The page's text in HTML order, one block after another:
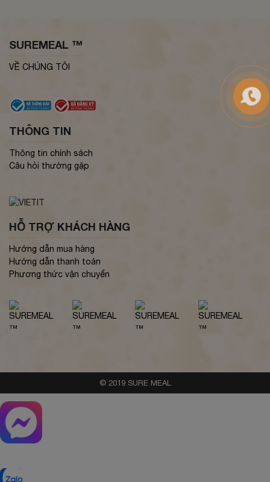
SUREMEAL ™
VỀ CHÚNG TÔI
THÔNG TIN
Thông tin chính sách
Câu hỏi thường gặp
HỖ TRỢ KHÁCH HÀNG
Hướng dẫn mua hàng
Hướng dẫn thanh toán
Phương thức vận chuyển
© 2019 SURE MEAL